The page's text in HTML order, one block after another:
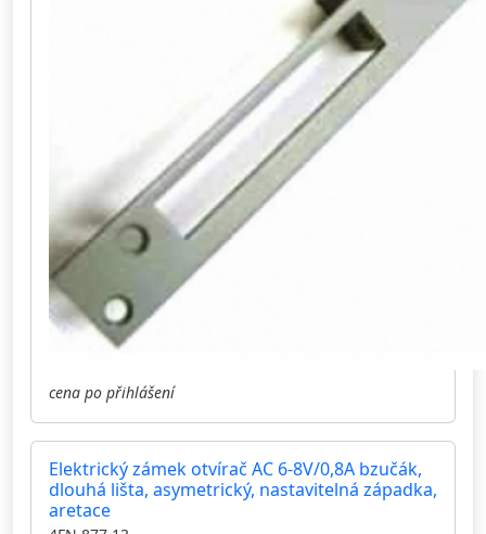
cena po přihlášení
Elektrický zámek otvírač AC 6-8V/0,8A bzučák,
dlouhá lišta, asymetrický, nastavitelná západka,
aretace